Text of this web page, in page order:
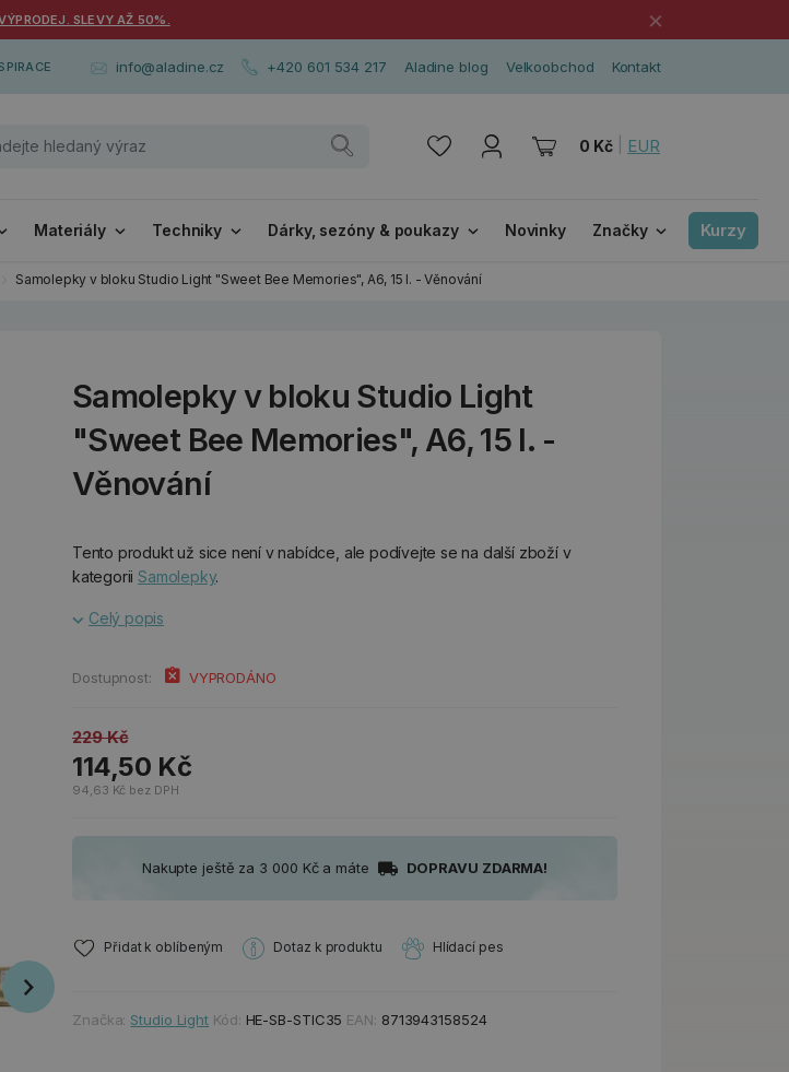
SLEVY AŽ 50%. ×
info@aladine.cz +420 601 534 217 Aladine blog Velkoobchod Kontakt
0 Kč EUR
Materiály Techniky Dárky, sezóny & poukazy Novinky Značky Kurzy
Samolepky v bloku Studio Light "Sweet Bee Memories", A6, 15 l. - Věnování
Samolepky v bloku Studio Light
"Sweet Bee Memories", A6, 15 l. -
Věnování
Tento produkt už sice není v nabídce, ale podívejte se na další zboží v
kategoriiSamolepky.
Celý popis
Dostupnost: VYPRODÁNO
229 Kč
114,50 Kč
94,63 Kč bez DPH
Nakupte ještě za 3 000 Kč a máte DOPRAVU ZDARMA!
Přidat k oblíbeným Dotaz k produktu Hlídací pes
Značka: Studio Light Kód: HE-SB-STIC35 EAN: 8713943158524